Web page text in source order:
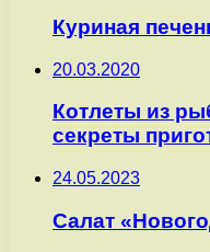
Куриная
20.03.2020
Котлеты из
секреты
24.05.2023
Салат